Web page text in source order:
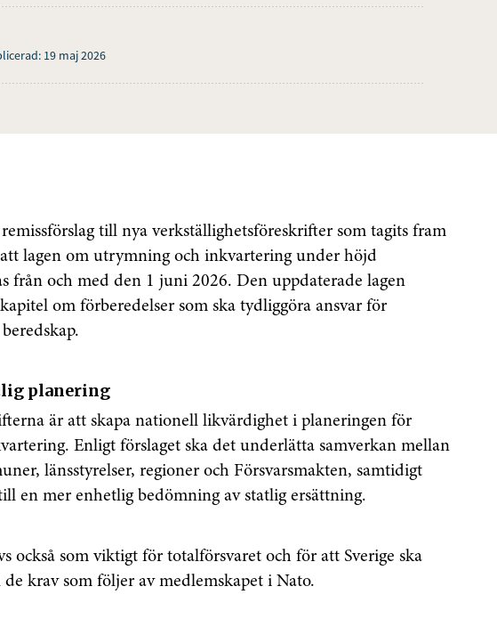
19 maj 2026
till nya verkställighetsföreskrifter som tagits fram
lagen om utrymning och inkvartering under höjd
från och med den 1 juni 2026. Den uppdaterade lagen
om förberedelser som ska tydliggöra ansvar för
planering
är att skapa nationell likvärdighet i planeringen för
Enligt förslaget ska det underlätta samverkan mellan
länsstyrelser, regioner och Försvarsmakten, samtidigt
en mer enhetlig bedömning av statlig ersättning.
också som viktigt för totalförsvaret och för att Sverige ska
krav som följer av medlemskapet i Nato.